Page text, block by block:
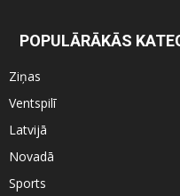
POPULĀRĀKĀS
Ziņas
Ventspilī
Latvijā
Novadā
Sports